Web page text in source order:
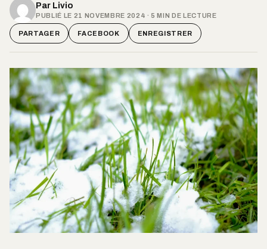
Par Livio
PUBLIÉ LE 21 NOVEMBRE 2024 · 5 MIN DE LECTURE
PARTAGER FACEBOOK ENREGISTRER